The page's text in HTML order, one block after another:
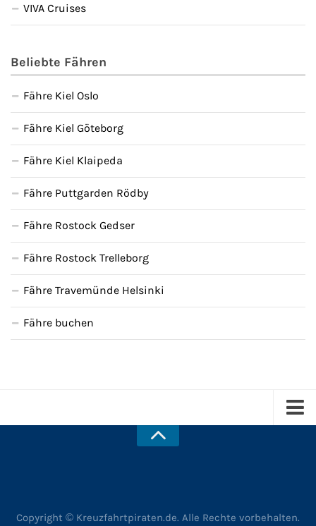
VIVA Cruises
Beliebte Fähren
Fähre Kiel Oslo
Fähre Kiel Göteborg
Fähre Kiel Klaipeda
Fähre Puttgarden Rödby
Fähre Rostock Gedser
Fähre Rostock Trelleborg
Fähre Travemünde Helsinki
Fähre buchen
Newsletter
Copyright © Kreuzfahrtpiraten.de. Alle Rechte vorbehalten.